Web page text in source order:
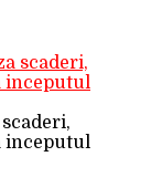
inceputul